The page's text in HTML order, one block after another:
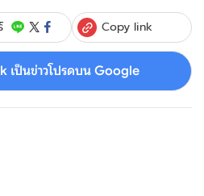
Copy link
เป็นข่าวโปรดบน Google